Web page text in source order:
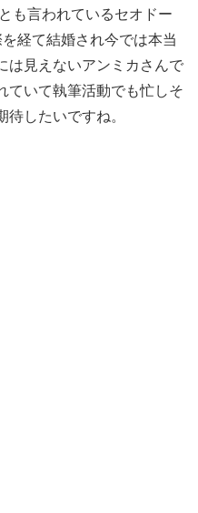
も言われているセオドー
経て結婚され今では本当
は見えないアンミカさんで
ていて執筆活動でも忙しそ
待したいですね。